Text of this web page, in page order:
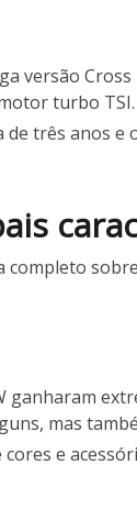
versão
turbo TSI.
três anos
ganharam
mas
cores e